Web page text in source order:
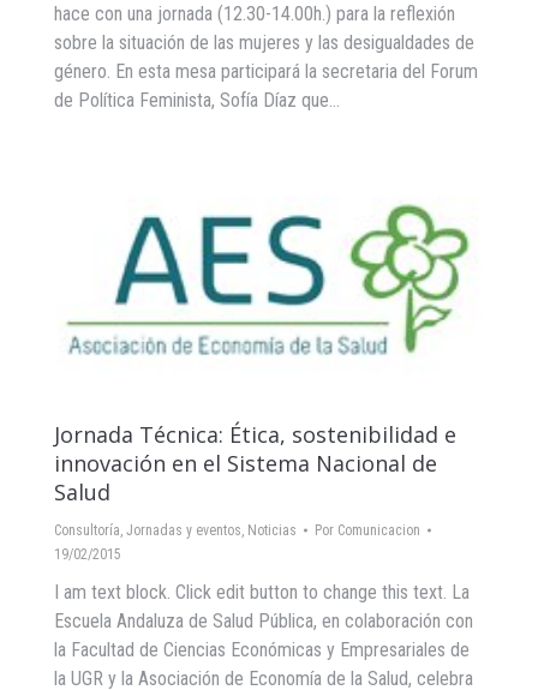
hace con una jornada (12.30-14.00h.) para la reflexión
sobre la situación de las mujeres y las desigualdades de
género. En esta mesa participará la secretaria del Forum
de Política Feminista, Sofía Díaz que…
Jornada Técnica: Ética, sostenibilidad e
innovación en el Sistema Nacional de
Salud
Consultoría, Jornadas y eventos, Noticias Por Comunicacion
19/02/2015
I am text block. Click edit button to change this text. La
Escuela Andaluza de Salud Pública, en colaboración con
la Facultad de Ciencias Económicas y Empresariales de
la UGR y la Asociación de Economía de la Salud, celebra